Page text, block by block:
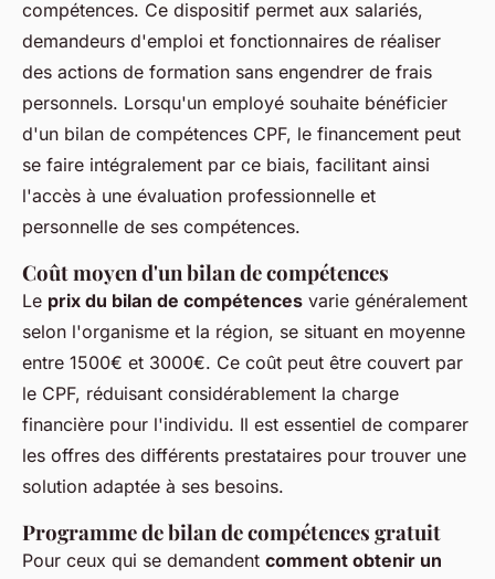
compétences. Ce dispositif permet aux salariés,
demandeurs d'emploi et fonctionnaires de réaliser
des actions de formation sans engendrer de frais
personnels. Lorsqu'un employé souhaite bénéficier
d'un bilan de compétences CPF, le financement peut
se faire intégralement par ce biais, facilitant ainsi
l'accès à une évaluation professionnelle et
personnelle de ses compétences.
Coût moyen d'un bilan de compétences
Le prix du bilan de compétences varie généralement
selon l'organisme et la région, se situant en moyenne
entre 1500€ et 3000€. Ce coût peut être couvert par
le CPF, réduisant considérablement la charge
financière pour l'individu. Il est essentiel de comparer
les offres des différents prestataires pour trouver une
solution adaptée à ses besoins.
Programme de bilan de compétences gratuit
Pour ceux qui se demandent comment obtenir un